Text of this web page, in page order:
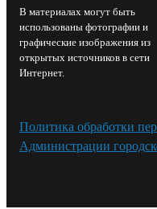
В материалах могут быть
использованы фотографии и
графические изображения из
открытых источников в сети
Интернет.
Политика обработки
Администрации